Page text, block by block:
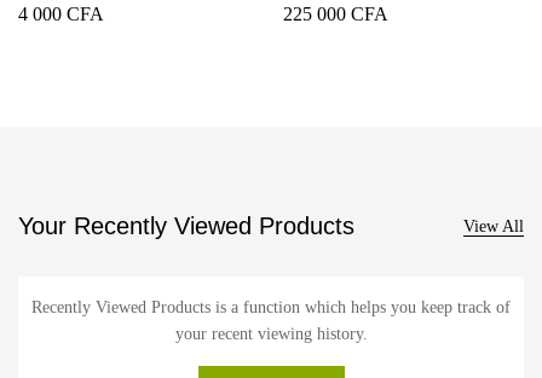
4 000 CFA 225 000 CFA
Your Recently Viewed Products View All
Recently Viewed Products is a function which helps you keep track of
your recent viewing history.